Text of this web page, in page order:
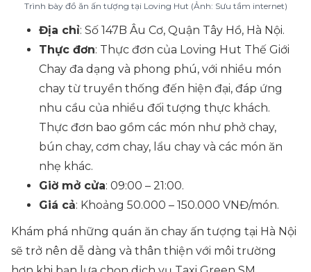
Trình bày đồ ăn ấn tượng tại Loving Hut (Ảnh: Sưu tầm internet)
Địa chỉ: Số 147B Âu Cơ, Quận Tây Hồ, Hà Nội.
Thực đơn: Thực đơn của Loving Hut Thế Giới
Chay đa dạng và phong phú, với nhiều món
chay từ truyền thống đến hiện đại, đáp ứng
nhu cầu của nhiều đối tượng thực khách.
Thực đơn bao gồm các món như phở chay,
bún chay, cơm chay, lẩu chay và các món ăn
nhẹ khác.
Giờ mở cửa: 09:00 – 21:00.
Giá cả: Khoảng 50.000 – 150.000 VNĐ/món.
Khám phá những quán ăn chay ấn tượng tại Hà Nội
sẽ trở nên dễ dàng và thân thiện với môi trường